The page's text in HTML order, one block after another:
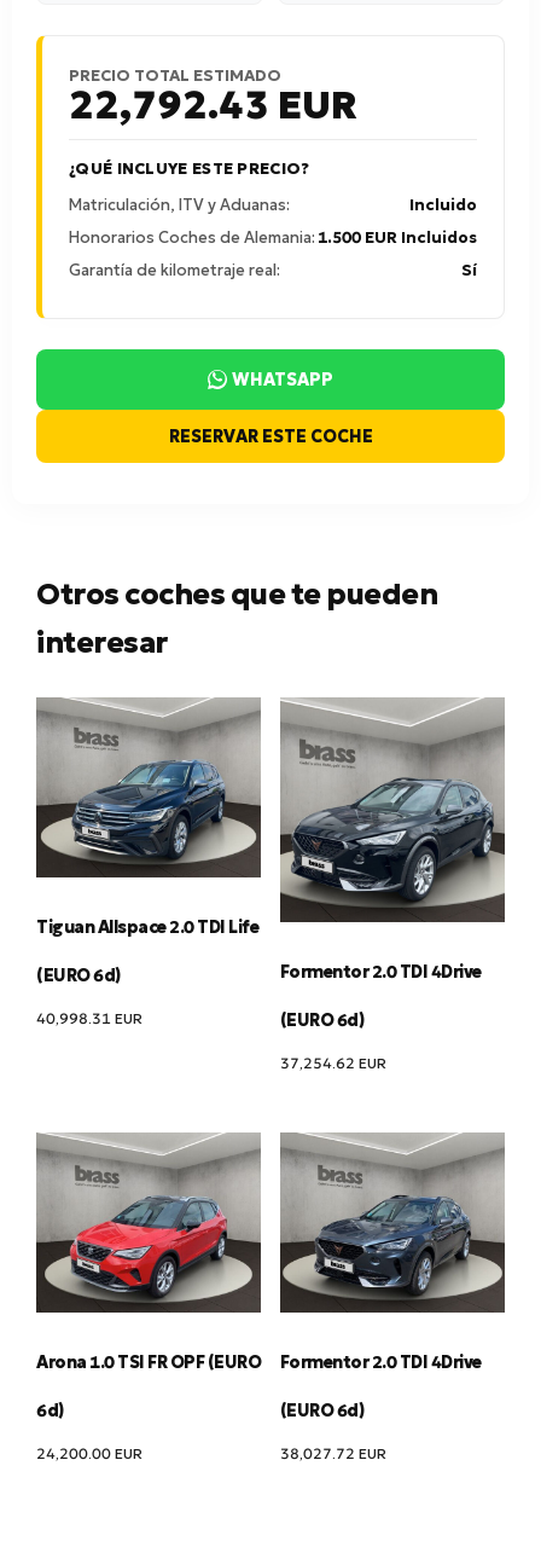
PRECIO TOTAL ESTIMADO
22,792.43 EUR
¿QUÉ INCLUYE ESTE PRECIO?
Matriculación, ITV y Aduanas:
Incluido
Honorarios Coches de Alemania: 1.500 EUR Incluidos
Garantía de kilometraje real:
Sí
WHATSAPP
RESERVAR ESTE COCHE
Otros coches que te pueden
interesar
Tiguan Allspace 2.0 TDI Life
(EURO 6d)
40,998.31 EUR
Formentor 2.0 TDI 4Drive
(EURO 6d)
37,254.62 EUR
Arona 1.0 TSI FR OPF (EURO
6d)
24,200.00 EUR
Formentor 2.0 TDI 4Drive
(EURO 6d)
38,027.72 EUR